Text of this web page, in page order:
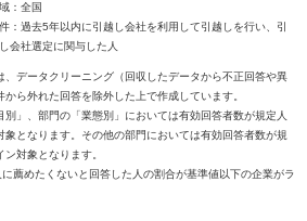
：全国
：過去5年以内に引越し会社を利用して引越しを行い、引
会社選定に関与した人
データクリーニング（回収したデータから不正回答や異
ら外れた回答を除外した上で作成しています。
」、部門の「業態別」においては有効回答者数が規定人
となります。その他の部門においては有効回答者数が規
対象となります。
薦めたくないと回答した人の割合が基準値以下の企業がラ